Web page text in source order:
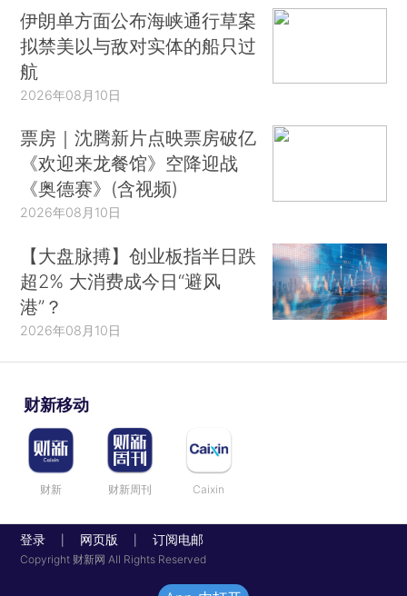
伊朗单方面公布海峡通行草案
拟禁美以与敌对实体的船只过
航
2026年08月10日
票房｜沈腾新片点映票房破亿
《欢迎来龙餐馆》空降迎战
《奥德赛》(含视频)
2026年08月10日
【大盘脉搏】创业板指半日跌
超2% 大消费成今日“避风
港”？
2026年08月10日
财新移动
财新 财新周刊 Caixin
登录 网页版 订阅电邮
Copyright 财新网 All Rights Reserved